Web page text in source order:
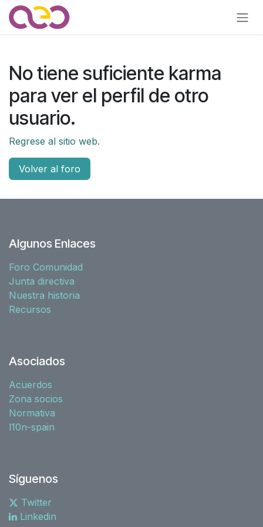
Ir al contenido
No tiene suficiente karma
para ver el perfil de otro
usuario.
Regrese al sitio web.
Volver al foro
Algunos Enlaces
Foro Comunidad
Junta directiva
Nuestra historia
Recursos
Asociados
Acuerdos
Zona socios
Normativa
l10n-spain
Síguenos
Twitter
Linkedin